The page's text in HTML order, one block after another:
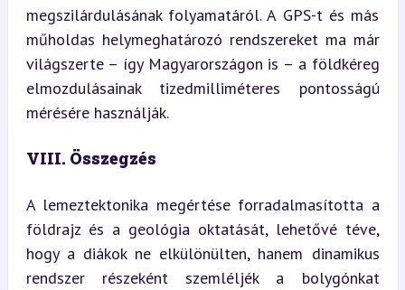
megszilárdulásának folyamatáról. A GPS-t és más
műholdas helymeghatározó rendszereket ma már
világszerte – így Magyarországon is – a földkéreg
elmozdulásainak tizedmilliméteres pontosságú
mérésére használják.
VIII. Összegzés
A lemeztektonika megértése forradalmasította a
földrajz és a geológia oktatását, lehetővé téve,
hogy a diákok ne elkülönülten, hanem dinamikus
rendszer részeként szemléljék a bolygónkat